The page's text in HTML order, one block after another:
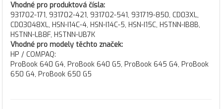
Vhodné pro produktová čísla:
931702-171, 931702-421, 931702-541, 931719-850, CD03XL,
CD03048XL, HSN-I14C-4, HSN-I14C-5, HSN-I15C, HSTNN-IB8B,
HSTNN-LB8F, HSTNN-UB7K
Vhodné pro modely těchto značek:
HP / COMPAQ:
ProBook 640 G4, ProBook 640 G5, ProBook 645 G4, ProBook
650 G4, ProBook 650 G5